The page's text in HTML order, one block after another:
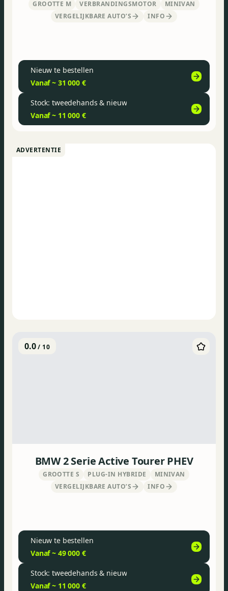
GROOTTE M VERBRANDINGSMOTOR
MINIVAN
VERGELIJKBARE AUTO’S
INFO
Nieuw te bestellen
Vanaf ~ 31 000 €
Stock: tweedehands & nieuw
Vanaf ~ 11 000 €
ADVERTENTIE
0.0/ 10
BMW 2 Serie Active Tourer PHEV
GROOTTE S PLUG-IN HYBRIDE
MINIVAN
VERGELIJKBARE AUTO’S
INFO
Nieuw te bestellen
Vanaf ~ 49 000 €
Stock: tweedehands & nieuw
Vanaf ~ 11 000 €